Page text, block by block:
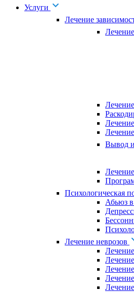
Услуги
Лечение
Вывод
Психологическая
Абьюз в
Лечение неврозов